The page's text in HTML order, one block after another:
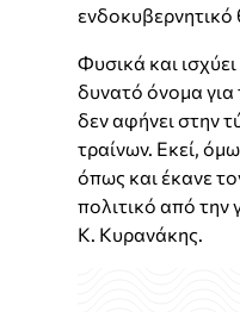
ενδοκυβερνητικό
Φυσικά και
δυνατό όνομα για
δεν αφήνει στην
τραίνων. Εκεί,
όπως και έκανε
πολιτικό από την
Κ. Κυρανάκης.